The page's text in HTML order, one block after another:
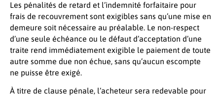
Les pénalités de retard et l’indemnité forfaitaire pour
frais de recouvrement sont exigibles sans qu’une mise en
demeure soit nécessaire au préalable. Le non-respect
d’une seule échéance ou le défaut d’acceptation d’une
traite rend immédiatement exigible le paiement de toute
autre somme due non échue, sans qu’aucun escompte
ne puisse être exigé.
À titre de clause pénale, l’acheteur sera redevable pour